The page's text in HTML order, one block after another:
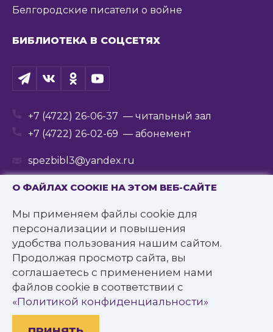
О ФАЙЛАХ COOKIE НА ЭТОМ ВЕБ-САЙТЕ
Мы применяем файлы cookie для
персонализации и повышения
удобства пользования нашим сайтом.
Продолжая просмотр сайта, вы
соглашаетесь с применением нами
файлов cookie в соответствии с
«Политикой конфиденциальности»
Белгородские писатели о войне
БИБЛИОТЕКА В СОЦСЕТЯХ
+7 (4722) 26-06-37 — читальный зал
+7 (4722) 26-02-69 — абонемент
spezbibl3@yandex.ru
© 2016—2022 Государственное бюджетное
учреждение культуры
«Белгородская государственная специальная
библиотека для слепых им. В.Я. Ерошенко».
Все права защищены.
Политика конфиденциальности